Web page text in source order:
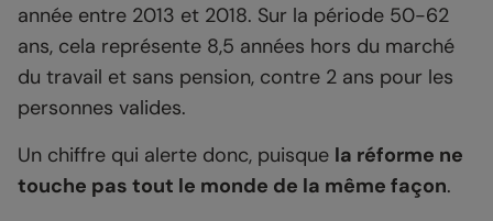
année entre 2013 et 2018. Sur la période 50-62
ans, cela représente 8,5 années hors du marché
du travail et sans pension, contre 2 ans pour les
personnes valides.
Un chiffre qui alerte donc, puisque la réforme ne
touche pas tout le monde de la même façon.